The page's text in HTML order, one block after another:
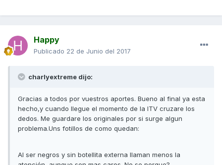
Happy
Publicado 22 de Junio del 2017
charlyextreme dijo:
Gracias a todos por vuestros aportes. Bueno al final ya esta
hecho,y cuando llegue el momento de la ITV cruzare los
dedos. Me guardare los originales por si surge algun
problema.Uns fotillos de como quedan:
Al ser negros y sin botellita externa llaman menos la